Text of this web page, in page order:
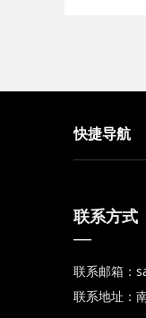
快捷导航
联系方式
—
联系邮箱：
联系地址：